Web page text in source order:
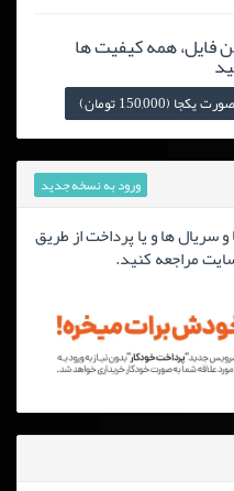
فایل، همه کیفیت ها
تومان)
ورود به نسخه جدید
ها و یا پرداخت از طریق
مراجعه کنید.